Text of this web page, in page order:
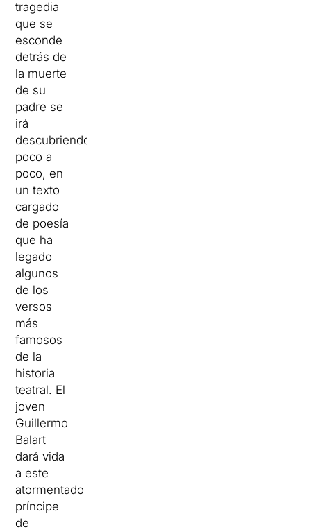
tragedia
que se
esconde
detrás de
la muerte
de su
padre se
irá
descubriendo
poco a
poco, en
un texto
cargado
de poesía
que ha
legado
algunos
de los
versos
más
famosos
de la
historia
teatral. El
joven
Guillermo
Balart
dará vida
a este
atormentado
príncipe
de